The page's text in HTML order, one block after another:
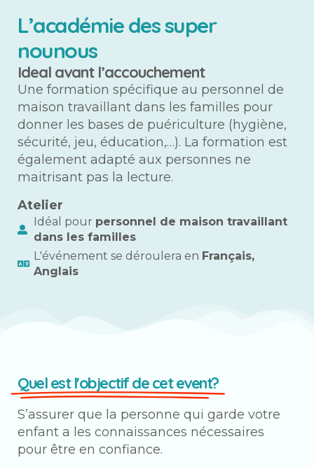
L’académie des super
nounous
Ideal avant l’accouchement
Une formation spécifique au personnel de
maison travaillant dans les familles pour
donner les bases de puériculture (hygiène,
sécurité, jeu, éducation,…). La formation est
également adapté aux personnes ne
maitrisant pas la lecture.
Atelier
Idéal pour personnel de maison travaillant
dans les familles
L'événement se déroulera en Français,
Anglais
Quel est l'objectif de cet event?
S’assurer que la personne qui garde votre
enfant a les connaissances nécessaires
pour être en confiance.